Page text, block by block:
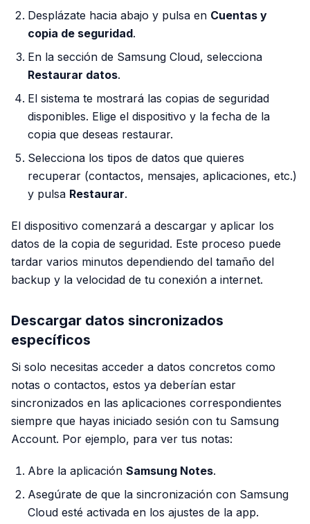
Desplázate hacia abajo y pulsa en Cuentas y
copia de seguridad.
En la sección de Samsung Cloud, selecciona
Restaurar datos.
El sistema te mostrará las copias de seguridad
disponibles. Elige el dispositivo y la fecha de la
copia que deseas restaurar.
Selecciona los tipos de datos que quieres
recuperar (contactos, mensajes, aplicaciones, etc.)
y pulsa Restaurar.
El dispositivo comenzará a descargar y aplicar los
datos de la copia de seguridad. Este proceso puede
tardar varios minutos dependiendo del tamaño del
backup y la velocidad de tu conexión a internet.
Descargar datos sincronizados
específicos
Si solo necesitas acceder a datos concretos como
notas o contactos, estos ya deberían estar
sincronizados en las aplicaciones correspondientes
siempre que hayas iniciado sesión con tu Samsung
Account. Por ejemplo, para ver tus notas:
Abre la aplicación Samsung Notes.
Asegúrate de que la sincronización con Samsung
Cloud esté activada en los ajustes de la app.